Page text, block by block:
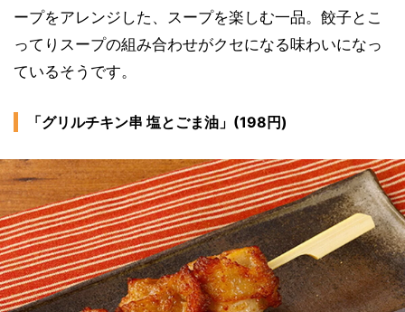
ープをアレンジした、スープを楽しむ一品。餃子とこ
ってりスープの組み合わせがクセになる味わいになっ
ているそうです。
「グリルチキン串 塩とごま油」(198円)